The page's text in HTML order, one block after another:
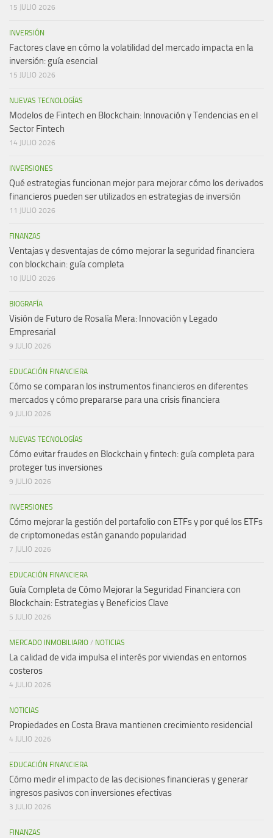
15 JULIO 2026
INVERSIÓN
Factores clave en cómo la volatilidad del mercado impacta en la
inversión: guía esencial
15 JULIO 2026
NUEVAS TECNOLOGÍAS
Modelos de Fintech en Blockchain: Innovación y Tendencias en el
Sector Fintech
14 JULIO 2026
INVERSIONES
Qué estrategias funcionan mejor para mejorar cómo los derivados
financieros pueden ser utilizados en estrategias de inversión
11 JULIO 2026
FINANZAS
Ventajas y desventajas de cómo mejorar la seguridad financiera
con blockchain: guía completa
10 JULIO 2026
BIOGRAFÍA
Visión de Futuro de Rosalía Mera: Innovación y Legado
Empresarial
9 JULIO 2026
EDUCACIÓN FINANCIERA
Cómo se comparan los instrumentos financieros en diferentes
mercados y cómo prepararse para una crisis financiera
9 JULIO 2026
NUEVAS TECNOLOGÍAS
Cómo evitar fraudes en Blockchain y fintech: guía completa para
proteger tus inversiones
9 JULIO 2026
INVERSIONES
Cómo mejorar la gestión del portafolio con ETFs y por qué los ETFs
de criptomonedas están ganando popularidad
7 JULIO 2026
EDUCACIÓN FINANCIERA
Guía Completa de Cómo Mejorar la Seguridad Financiera con
Blockchain: Estrategias y Beneficios Clave
5 JULIO 2026
MERCADO INMOBILIARIO / NOTICIAS
La calidad de vida impulsa el interés por viviendas en entornos
costeros
4 JULIO 2026
NOTICIAS
Propiedades en Costa Brava mantienen crecimiento residencial
4 JULIO 2026
EDUCACIÓN FINANCIERA
Cómo medir el impacto de las decisiones financieras y generar
ingresos pasivos con inversiones efectivas
3 JULIO 2026
FINANZAS